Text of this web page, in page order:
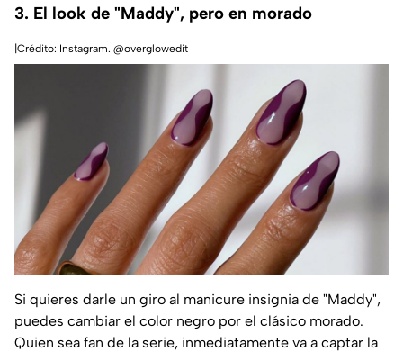
3. El look de "Maddy", pero en morado
|Crédito: Instagram. @overglowedit
Si quieres darle un giro al manicure insignia de "Maddy",
puedes cambiar el color negro por el clásico morado.
Quien sea fan de la serie, inmediatamente va a captar la